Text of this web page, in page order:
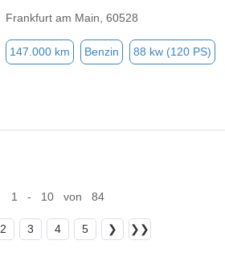
Frankfurt am Main, 60528
147.000 km Benzin 88 kw (120 PS)
1 - 10 von 84
2 3 4 5 ❯ ❯❯